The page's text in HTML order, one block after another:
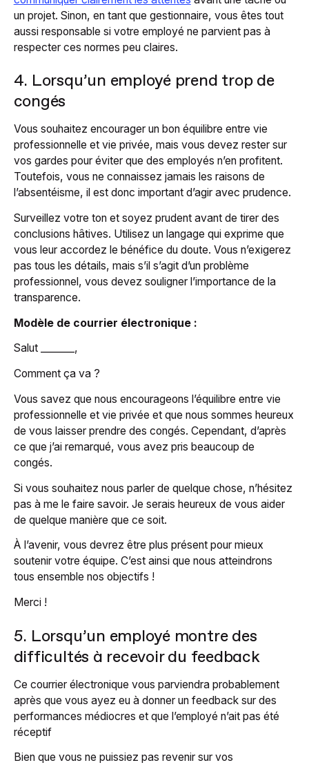
un projet. Sinon, en tant que gestionnaire, vous êtes tout
aussi responsable si votre employé ne parvient pas à
respecter ces normes peu claires.
4. Lorsqu’un employé prend trop de
congés
Vous souhaitez encourager un bon équilibre entre vie
professionnelle et vie privée, mais vous devez rester sur
vos gardes pour éviter que des employés n’en profitent.
Toutefois, vous ne connaissez jamais les raisons de
l’absentéisme, il est donc important d’agir avec prudence.
Surveillez votre ton et soyez prudent avant de tirer des
conclusions hâtives. Utilisez un langage qui exprime que
vous leur accordez le bénéfice du doute. Vous n’exigerez
pas tous les détails, mais s’il s’agit d’un problème
professionnel, vous devez souligner l’importance de la
transparence.
Modèle de courrier électronique :
Salut _______,
Comment ça va ?
Vous savez que nous encourageons l’équilibre entre vie
professionnelle et vie privée et que nous sommes heureux
de vous laisser prendre des congés. Cependant, d’après
ce que j’ai remarqué, vous avez pris beaucoup de
congés.
Si vous souhaitez nous parler de quelque chose, n’hésitez
pas à me le faire savoir. Je serais heureux de vous aider
de quelque manière que ce soit.
À l’avenir, vous devrez être plus présent pour mieux
soutenir votre équipe. C’est ainsi que nous atteindrons
tous ensemble nos objectifs !
Merci !
5. Lorsqu’un employé montre des
difficultés à recevoir du feedback
Ce courrier électronique vous parviendra probablement
après que vous ayez eu à donner un feedback sur des
performances médiocres et que l’employé n’ait pas été
réceptif
Bien que vous ne puissiez pas revenir sur vos